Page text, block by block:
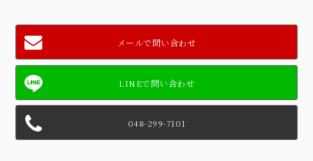
メールで問い合わせ
048-299-7101